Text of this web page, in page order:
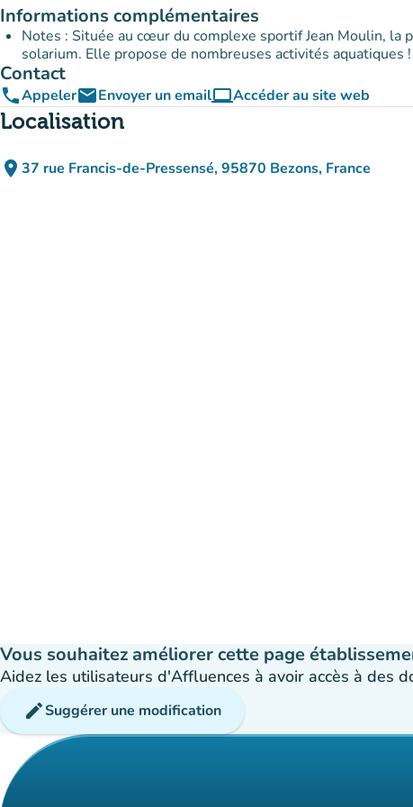
Informations complémentaires
Notes : Située au cœur du complexe sportif Jean Moulin, la
solarium. Elle propose de nombreuses activités aquatiques !
Contact
phoneAppeleremailEnvoyer un emailcomputerAccéder au site web
(nouvel onglet)
Localisation
place 37 rue Francis-de-Pressensé, 95870 Bezons, France
(ouvrir dans Google Maps)
(nouvel onglet)
Vous souhaitez améliorer cette page
Aidez les utilisateurs d'Affluences à avoir accès à des
editSuggérer une modification